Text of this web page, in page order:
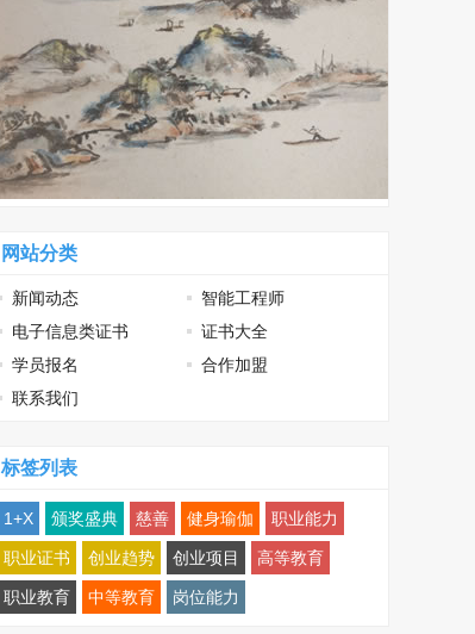
网站分类
新闻动态
智能工程师
电子信息类证书
证书大全
学员报名
合作加盟
联系我们
标签列表
1+X 颁奖盛典 慈善 健身瑜伽 职业能力
职业证书 创业趋势 创业项目 高等教育
职业教育 中等教育 岗位能力